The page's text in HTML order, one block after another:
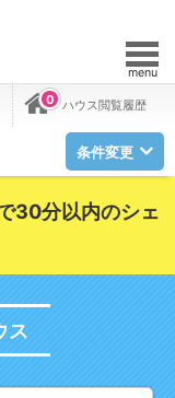
menu
ハウス閲覧履歴
0
条件変更
30分以内のシェ
ス